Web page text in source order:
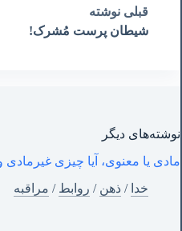
قبلی نوشته
شیطان پرست مُشرک!
نوشته‌های‌ دیگر
مادی یا معنوی، آیا چیزی غیرمادی
خدا / ذهن / روابط / مراقبه